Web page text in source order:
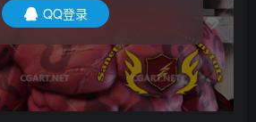
QQ登录